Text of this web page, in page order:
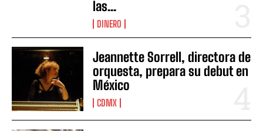
las...
DINERO
Jeannette Sorrell, directora de
orquesta, prepara su debut en
México
CDMX